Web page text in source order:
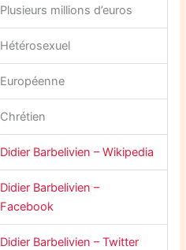
Plusieurs millions d’euros
Hétérosexuel
Européenne
Chrétien
Didier Barbelivien – Wikipedia
Didier Barbelivien –
Facebook
Didier Barbelivien – Twitter